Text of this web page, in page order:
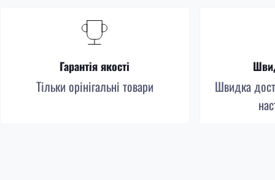
Гарантія якості
Тільки орінігальні товари
Швидка